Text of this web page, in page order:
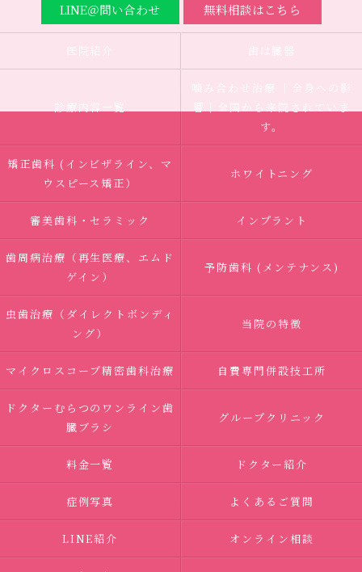
LINE＠問い合わせ 無料相談はこちら
医院紹介 歯は臓器
診療内容一覧
噛み合わせ治療 ｜全身への影
響｜全国から来院されていま
す。
矯正歯科 (インビザライン、マ
ウスピース矯正）
ホワイトニング
審美歯科・セラミック インプラント
歯周病治療（再生医療、エムド
ゲイン）
予防歯科 (メンテナンス)
虫歯治療（ダイレクトボンディ
ング）
当院の特徴
マイクロスコープ精密歯科治療 自費専門併設技工所
ドクターむらつのワンライン歯
臓ブラシ
グループクリニック
料金一覧 ドクター紹介
症例写真 よくあるご質問
LINE紹介 オンライン相談